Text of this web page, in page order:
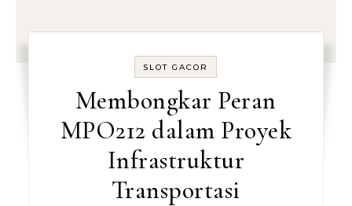
SLOT GACOR
Membongkar Peran
MPO212 dalam Proyek
Infrastruktur
Transportasi